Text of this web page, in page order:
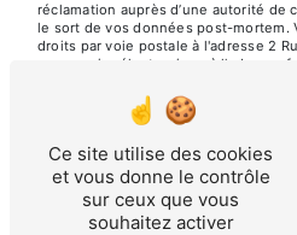
réclamation auprès d’une autorité de
le sort de vos données post-mortem.
droits par voie postale à l'adresse 2
par courrier électronique à l'adresse
justificatif d'identité pourra vous être
vos données pendant la période de
durée de prescription légale aux
contentieux. Vous avez le droit de
d'opposition au démarchage
adresse: Bloctel.gouv.fr . Consultez le
Ce site utilise des cookies
et vous donne le contrôle
sur ceux que vous
souhaitez activer